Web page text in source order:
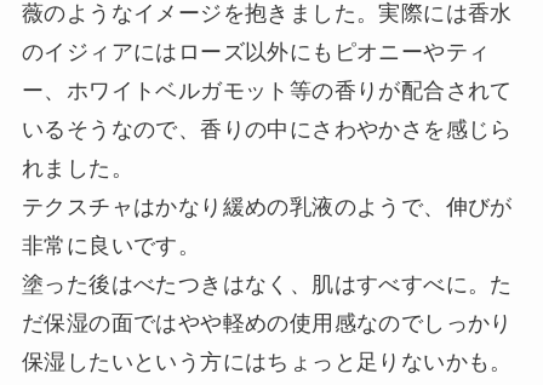
薇のようなイメージを抱きました。実際には香水
のイジィアにはローズ以外にもピオニーやティ
ー、ホワイトベルガモット等の香りが配合されて
いるそうなので、香りの中にさわやかさを感じら
れました。
テクスチャはかなり緩めの乳液のようで、伸びが
非常に良いです。
塗った後はべたつきはなく、肌はすべすべに。た
だ保湿の面ではやや軽めの使用感なのでしっかり
保湿したいという方にはちょっと足りないかも。